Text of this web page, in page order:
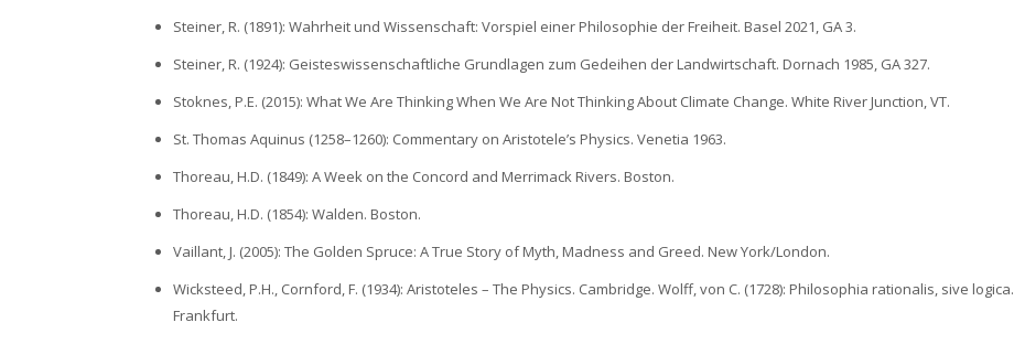
Steiner, R. (1891): Wahrheit und Wissenschaft: Vorspiel einer Philosophie der Freiheit. Basel 2021, GA 3.
Steiner, R. (1924): Geisteswissenschaftliche Grundlagen zum Gedeihen der Landwirtschaft. Dornach 1985, GA 327.
Stoknes, P.E. (2015): What We Are Thinking When We Are Not Thinking About Climate Change. White River Junction, VT.
St. Thomas Aquinus (1258–1260): Commentary on Aristotele’s Physics. Venetia 1963.
Thoreau, H.D. (1849): A Week on the Concord and Merrimack Rivers. Boston.
Thoreau, H.D. (1854): Walden. Boston.
Vaillant, J. (2005): The Golden Spruce: A True Story of Myth, Madness and Greed. New York/London.
Wicksteed, P.H., Cornford, F. (1934): Aristoteles – The Physics. Cambridge. Wolff, von C. (1728): Philosophia rationalis, sive logica.
Frankfurt.